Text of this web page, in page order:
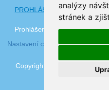
analýzy
stránek a
PROHLÁŠENÍ O
Prohlášení o přístupnosti
Nastavení cookies
Copyright © 2026 www.plj.cz